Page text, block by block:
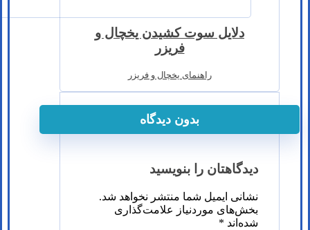
دلایل سوت کشیدن یخچال و
فریزر
راهنمای یخچال و فریزر
بدون دیدگاه
دیدگاهتان را بنویسید
نشانی ایمیل شما منتشر نخواهد شد.
بخش‌های موردنیاز علامت‌گذاری
شده‌اند *